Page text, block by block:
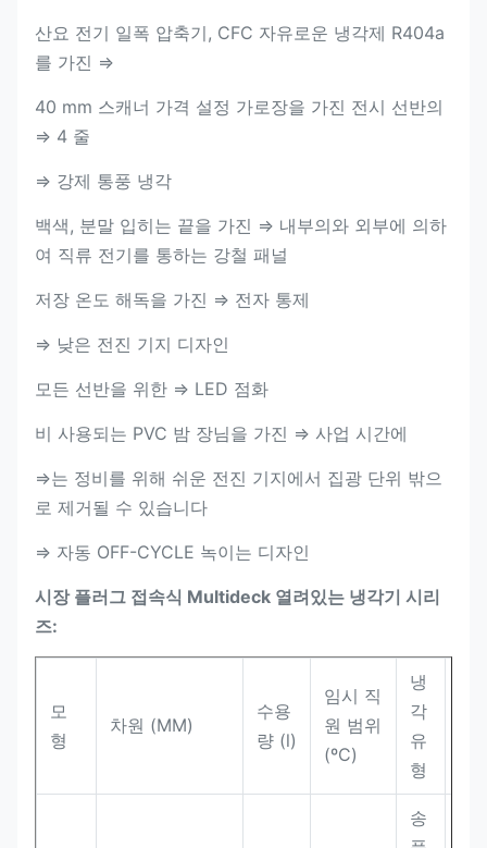
산요 전기 일폭 압축기, CFC 자유로운 냉각제 R404a
를 가진 ⇒
40 mm 스캐너 가격 설정 가로장을 가진 전시 선반의
⇒ 4 줄
⇒ 강제 통풍 냉각
백색, 분말 입히는 끝을 가진 ⇒ 내부의와 외부에 의하
여 직류 전기를 통하는 강철 패널
저장 온도 해독을 가진 ⇒ 전자 통제
⇒ 낮은 전진 기지 디자인
모든 선반을 위한 ⇒ LED 점화
비 사용되는 PVC 밤 장님을 가진 ⇒ 사업 시간에
⇒는 정비를 위해 쉬운 전진 기지에서 집광 단위 밖으
로 제거될 수 있습니다
⇒ 자동 OFF-CYCLE 녹이는 디자인
시장 플러그 접속식 Multideck 열려있는 냉각기 시리
즈:
모
형
차원 (MM)
수용
량 (l)
임시 직
원 범위
(ºC)
냉
각
유
형
송